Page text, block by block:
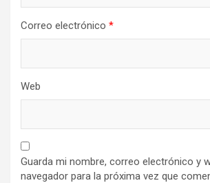
Correo electrónico *
Web
Guarda mi nombre, correo electrónico y
navegador para la próxima vez que